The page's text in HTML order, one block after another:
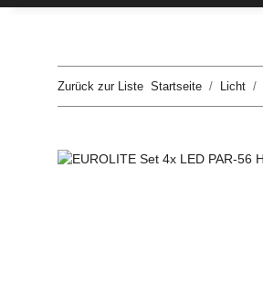
Zurück zur Liste Startseite Licht